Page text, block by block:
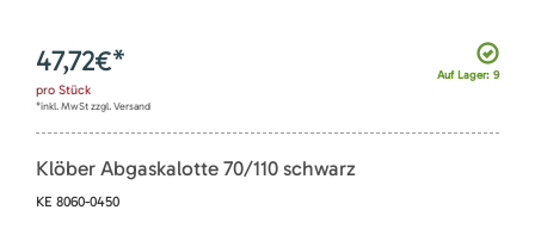
Auf Lager: 9
47,72€*
pro Stück
*inkl. MwSt zzgl. Versand
Klöber Abgaskalotte 70/110 schwarz
KE 8060-0450